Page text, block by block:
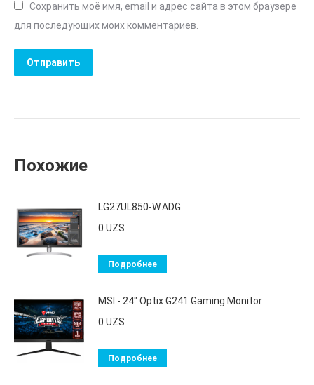
Сохранить моё имя, email и адрес сайта в этом браузере
для последующих моих комментариев.
Похожие
LG27UL850-W.ADG
0 UZS
Подробнее
MSI - 24" Optix G241 Gaming Monitor
0 UZS
Подробнее